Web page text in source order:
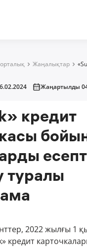
Жаңалықтар
Жаңартылды
кредит
туралы
2022 жылғы 1
кредит